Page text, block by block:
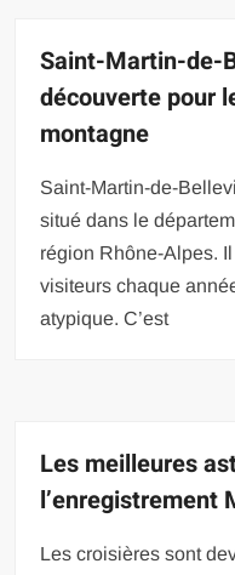
Saint-Martin-de-
découverte pour
montagne
Saint-Martin-de-
situé dans le
région Rhône-Alpes.
visiteurs chaque
atypique. C’est
Les meilleures
l’enregistrement
Les croisières sont